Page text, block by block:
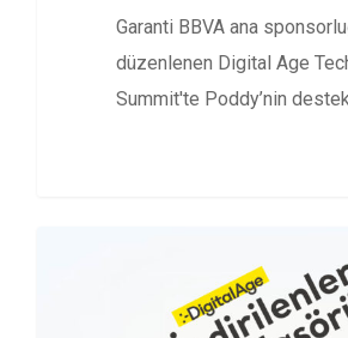
Garanti BBVA ana
düzenlenen Digital Age
Summit'te Poddy’nin